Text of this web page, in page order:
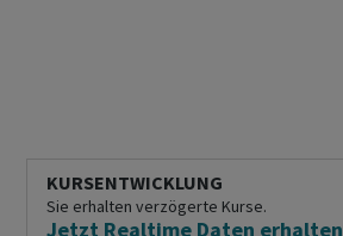
KURSENTWICKLUNG
Sie erhalten verzögerte Kurse.
Jetzt Realtime Daten erhalten